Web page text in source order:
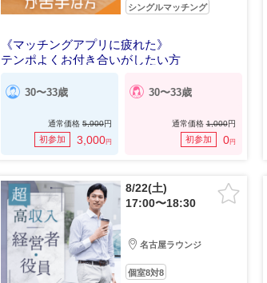
シングルマッチング
《マッチングアプリに疲れた》
テンポよくお付き合いがしたい方
30〜33歳
通常価格 5,900円
初参加 3,000円
30〜33歳
通常価格1,000円
初参加 0円
8/22(土)
17:00〜18:30
名古屋ラウンジ
個室8対8